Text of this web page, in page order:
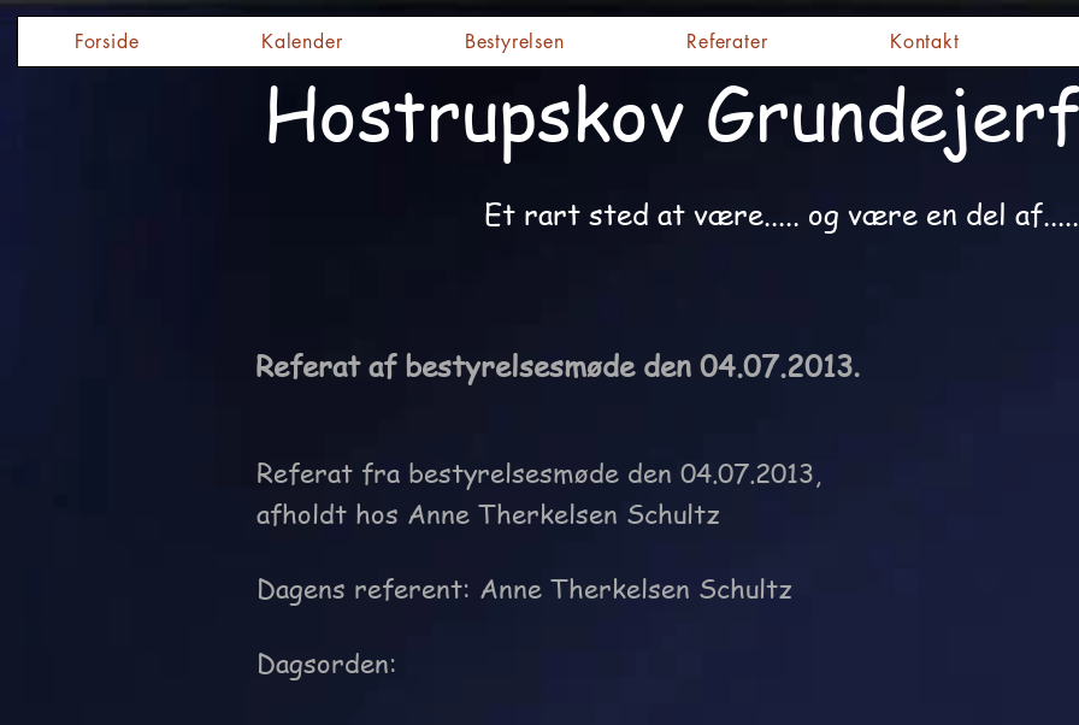
Forside Kalender Bestyrelsen Referater Kontakt
Hostrupskov
Et rart sted at være..... og være en del af.....
Referat af bestyrelsesmøde den 04.07.2013.
Referat fra bestyrelsesmøde den 04.07.2013,
afholdt hos Anne Therkelsen Schultz
Dagens referent: Anne Therkelsen Schultz
Dagsorden: